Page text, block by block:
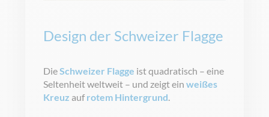
Design der Schweizer Flagge
DieSchweizer Flagge ist quadratisch – eine
Seltenheit weltweit – und zeigt einweißes
Kreuz auf rotem Hintergrund.